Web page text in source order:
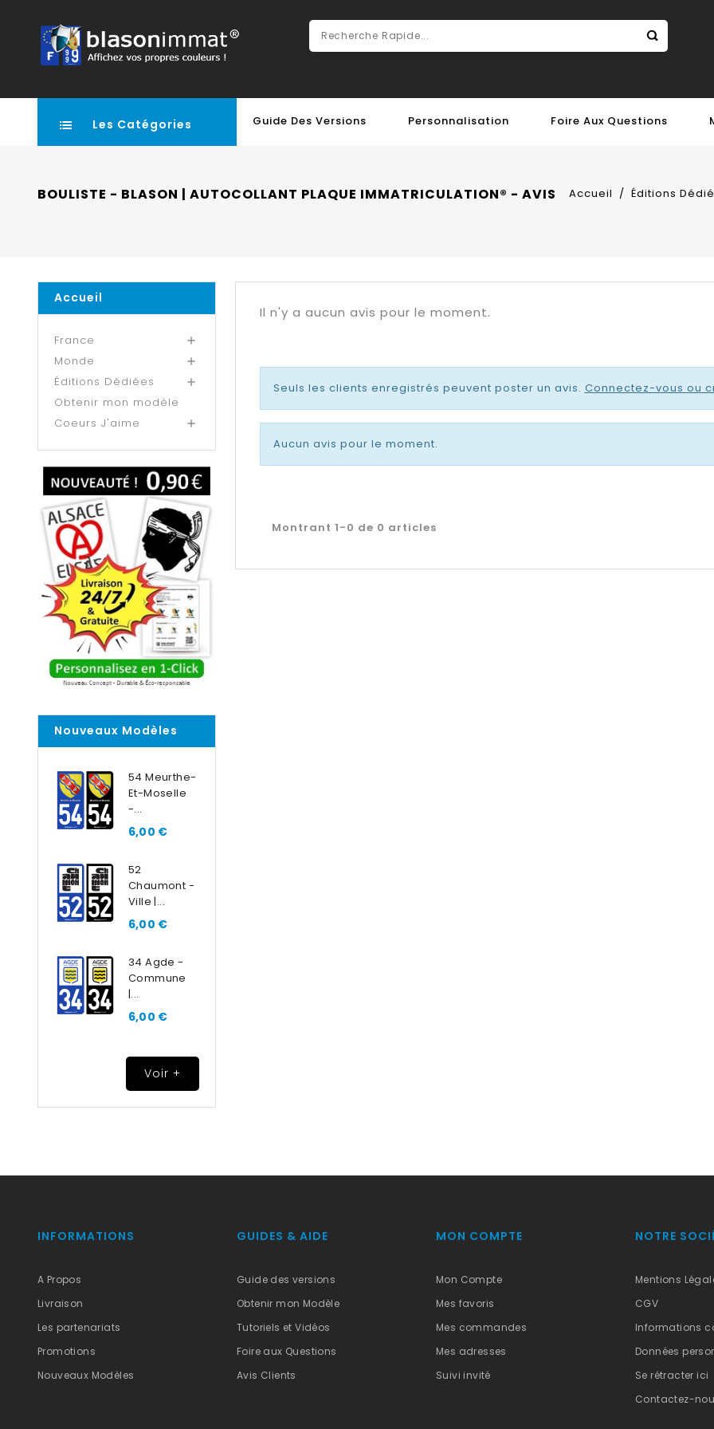
Les Catégories Guide Des Versions Personnalisation Foire Aux Questions
BOULISTE - BLASON | AUTOCOLLANT PLAQUE IMMATRICULATION® - AVIS Accueil Éditions
Accueil
France 
Monde 
Éditions Dédiées 
Obtenir mon modèle
Coeurs J'aime

Nouveaux Modèles
54 Meurthe-
Et-Moselle
-...
6,00 €
52
Chaumont -
Ville |...
6,00 €
34 Agde -
Commune
|...
6,00 €
Voir +
Il n'y a aucun avis pour le moment.
Seuls les clients enregistrés peuvent poster un avis. Connectez-vous ou
Aucun avis pour le moment.
Montrant 1-0 de 0 articles
INFORMATIONS
A Propos
Livraison
Les partenariats
Promotions
Nouveaux Modèles
GUIDES & AIDE
Guide des versions
Obtenir mon Modèle
Tutoriels et Vidéos
Foire aux Questions
Avis Clients
MON COMPTE
Mon Compte
Mes favoris
Mes commandes
Mes adresses
Suivi invité
NOTRE
Mentions
CGV
Informations
Données
Se rétracter ici
Contactez-